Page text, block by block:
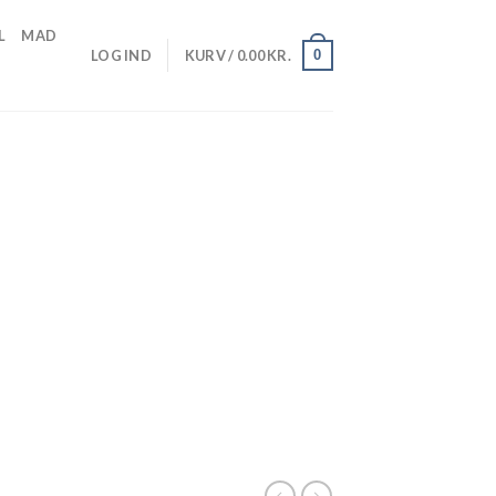
MAD
LOG IND KURV / 0.00KR. 0